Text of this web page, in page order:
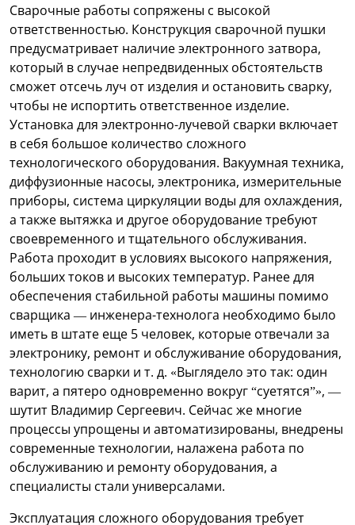
Сварочные работы сопряжены с высокой
ответственностью. Конструкция сварочной пушки
предусматривает наличие электронного затвора,
который в случае непредвиденных обстоятельств
сможет отсечь луч от изделия и остановить сварку,
чтобы не испортить ответственное изделие.
Установка для электронно-лучевой сварки включает
в себя большое количество сложного
технологического оборудования. Вакуумная техника,
диффузионные насосы, электроника, измерительные
приборы, система циркуляции воды для охлаждения,
а также вытяжка и другое оборудование требуют
своевременного и тщательного обслуживания.
Работа проходит в условиях высокого напряжения,
больших токов и высоких температур. Ранее для
обеспечения стабильной работы машины помимо
сварщика — инженера-технолога необходимо было
иметь в штате еще 5 человек, которые отвечали за
электронику, ремонт и обслуживание оборудования,
технологию сварки и т. д. «Выглядело это так: один
варит, а пятеро одновременно вокруг “суетятся”», —
шутит Владимир Сергеевич. Сейчас же многие
процессы упрощены и автоматизированы, внедрены
современные технологии, налажена работа по
обслуживанию и ремонту оборудования, а
специалисты стали универсалами.
Эксплуатация сложного оборудования требует